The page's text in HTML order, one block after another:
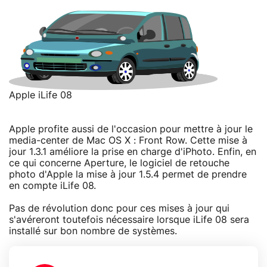
Apple iLife 08
Apple profite aussi de l'occasion pour mettre à jour le
media-center de Mac OS X : Front Row. Cette mise à
jour 1.3.1 améliore la prise en charge d'iPhoto. Enfin, en
ce qui concerne Aperture, le logiciel de retouche
photo d'Apple la mise à jour 1.5.4 permet de prendre
en compte iLife 08.
Pas de révolution donc pour ces mises à jour qui
s'avéreront toutefois nécessaire lorsque iLife 08 sera
installé sur bon nombre de systèmes.